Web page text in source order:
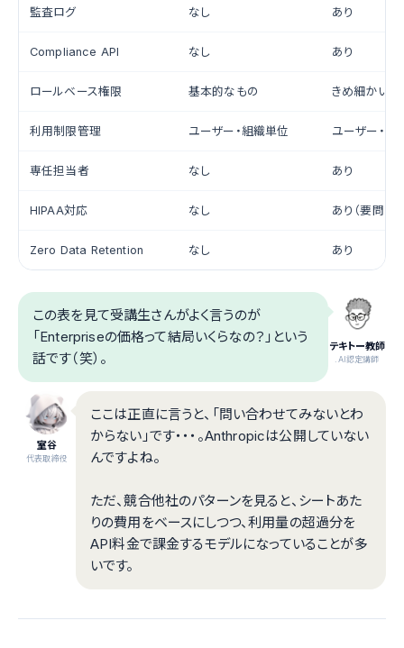
監査ログ なし あり
Compliance API なし あり
ロールベース権限 基本的なもの きめ細かい設
利用制限管理 ユーザー・組織単位 ユーザー・組
専任担当者 なし あり
HIPAA対応 なし あり（要問い
Zero Data Retention なし あり
テキトー教師
.AI認定講師
この表を見て受講生さんがよく言うのが
「Enterpriseの価格って結局いくらなの？」という
話です（笑）。
室谷
代表取締役
ここは正直に言うと、「問い合わせてみないとわ
からない」です・・・。Anthropicは公開していない
んですよね。
ただ、競合他社のパターンを見ると、シートあた
りの費用をベースにしつつ、利用量の超過分を
API料金で課金するモデルになっていることが多
いです。